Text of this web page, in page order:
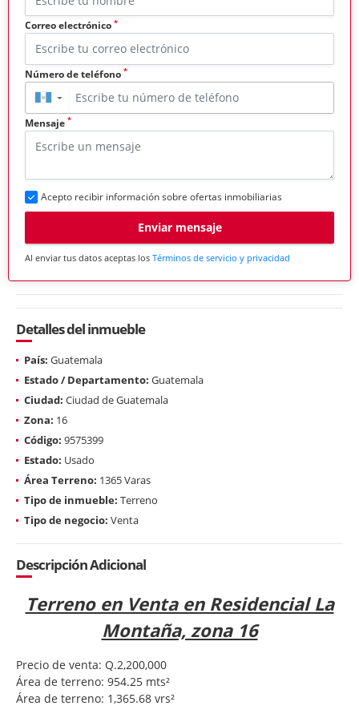
Correo electrónico *
Número de teléfono *
▼
Mensaje *
Acepto recibir información sobre ofertas inmobiliarias
Enviar mensaje
Al enviar tus datos aceptas los Términos de servicio y privacidad
Detalles del inmueble
País: Guatemala
Estado / Departamento: Guatemala
Ciudad: Ciudad de Guatemala
Zona: 16
Código: 9575399
Estado: Usado
Área Terreno: 1365 Varas
Tipo de inmueble: Terreno
Tipo de negocio: Venta
Descripción Adicional
Terreno en Venta en Residencial La
Montaña, zona 16
Precio de venta: Q.2,200,000
Área de terreno: 954.25 mts²
Área de terreno: 1,365.68 vrs²